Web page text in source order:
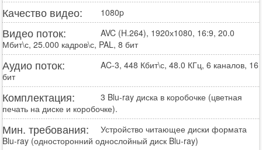
Качество видео: 1080p
Видео поток:
AVC (H.264), 1920х1080, 16:9, 20.0
Мбит\с, 25.000 кадров\с, PAL, 8 бит
Аудио поток:
AC-3, 448 Кбит\с, 48.0 КГц, 6 каналов, 16
бит
Комплектация:
3 Blu-ray диска в коробочке (цветная
печать на диске и коробочке).
Мин. требования:
Устройство читающее диски формата
Blu-ray (односторонний однослойный диск Blu-ray)